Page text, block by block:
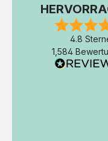
4.8
1,584